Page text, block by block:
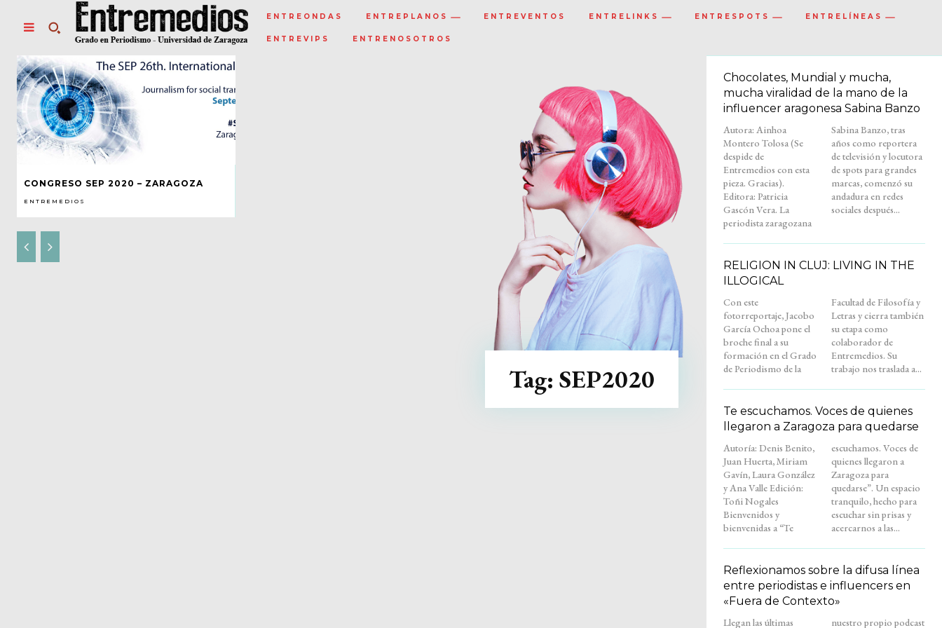
ENTREONDAS ENTREPLANOS ENTREVENTOS ENTRELINKS ENTRESPOTS ENTRELÍNEAS
ENTREVIPS ENTRENOSOTROS
CONGRESO SEP 2020 – ZARAGOZA
ENTREMEDIOS
Tag: SEP2020
Chocolates, Mundial y mucha,
mucha viralidad de la mano de la
influencer aragonesa Sabina Banzo
Autora: Ainhoa
Montero Tolosa (Se
despide de
Entremedios con esta
pieza. Gracias).
Editora: Patricia
Gascón Vera. La
periodista zaragozana
Sabina Banzo, tras
años como reportera
de televisión y locutora
de spots para grandes
marcas, comenzó su
andadura en redes
sociales después...
RELIGION IN CLUJ: LIVING IN THE
ILLOGICAL
Con este
fotorreportaje, Jacobo
García Ochoa pone el
broche final a su
formación en el Grado
de Periodismo de la
Facultad de Filosofía y
Letras y cierra también
su etapa como
colaborador de
Entremedios. Su
trabajo nos traslada a...
Te escuchamos. Voces de quienes
llegaron a Zaragoza para quedarse
Autoría: Denis Benito,
Juan Huerta, Miriam
Gavín, Laura González
y Ana Valle Edición:
Toñi Nogales
Bienvenidos y
bienvenidas a “Te
escuchamos. Voces de
quienes llegaron a
Zaragoza para
quedarse”. Un espacio
tranquilo, hecho para
escuchar sin prisas y
acercarnos a las...
Reflexionamos sobre la difusa línea
entre periodistas e influencers en
«Fuera de Contexto»
Llegan las últimas
nuestro propio podcast